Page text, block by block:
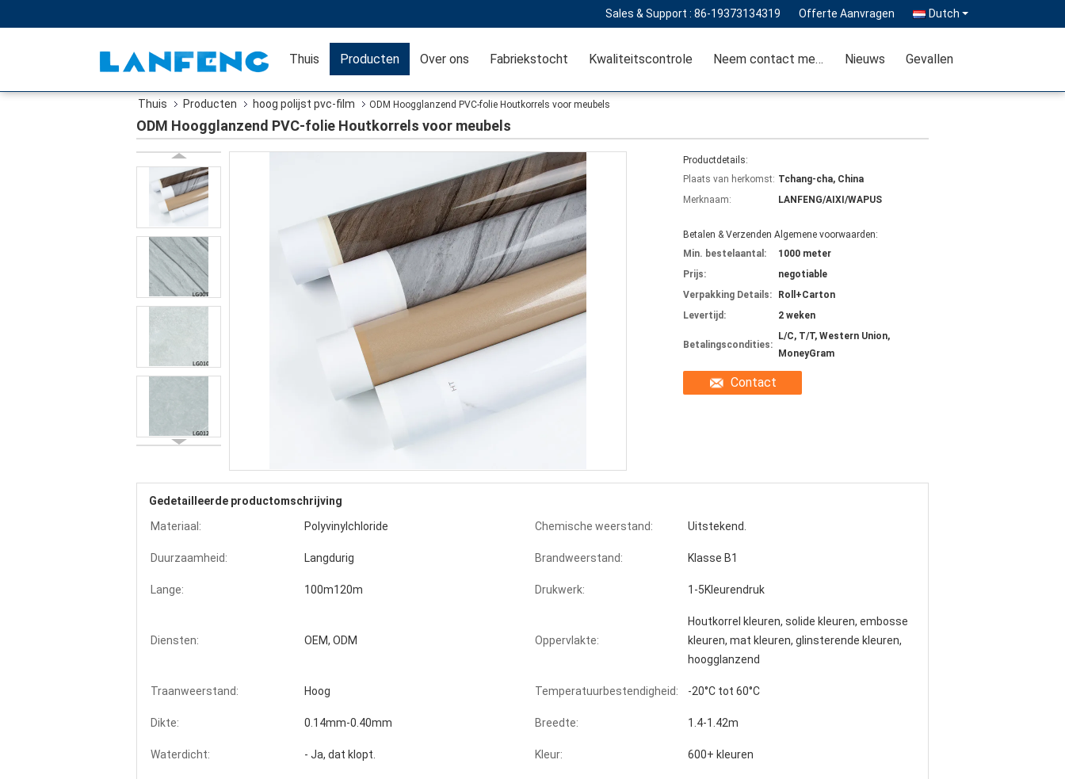
Sales & Support : 86-19373134319 Offerte Aanvragen Dutch
Thuis Producten Over ons Fabriekstocht Kwaliteitscontrole Neem contact met ons op Nieuws Gevallen
Thuis Producten hoog polijst pvc-film ODM Hoogglanzend PVC-folie Houtkorrels voor meubels
ODM Hoogglanzend PVC-folie Houtkorrels voor meubels
Productdetails:
Plaats van herkomst: Tchang-cha, China
Merknaam:
LANFENG/AIXI/WAPUS
Betalen & Verzenden Algemene voorwaarden:
Min. bestelaantal:
1000 meter
Prijs:
negotiable
Verpakking Details:
Roll+Carton
Levertijd:
2 weken
Betalingscondities:
L/C, T/T, Western Union,
MoneyGram
Contact
Gedetailleerde productomschrijving
Materiaal:
Polyvinylchloride Chemische weerstand: Uitstekend.
Duurzaamheid: Langdurig Brandweerstand: Klasse B1
Lange: 100m120m Drukwerk: 1-5Kleurendruk
Diensten: OEM, ODM Oppervlakte:
Houtkorrel kleuren, solide kleuren, embosse
kleuren, mat kleuren, glinsterende kleuren,
hoogglanzend
Traanweerstand: Hoog Temperatuurbestendigheid: -20°C tot 60°C
Dikte: 0.14mm-0.40mm Breedte: 1.4-1.42m
Waterdicht: - Ja, dat klopt. Kleur: 600+ kleuren